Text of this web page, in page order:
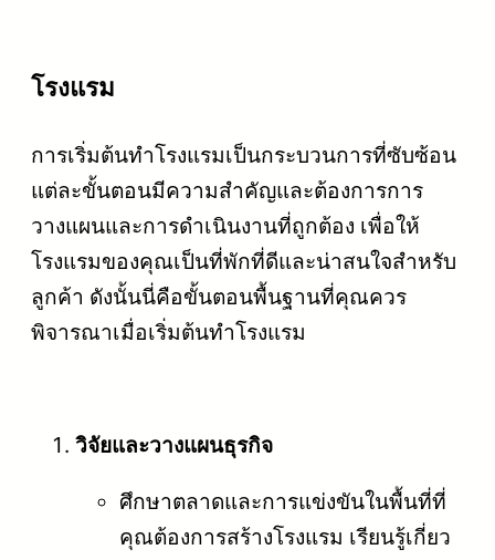
โรงแรม
การเริ่มต้นทำโรงแรมเป็นกระบวนการที่ซับซ้อน
แต่ละขั้นตอนมีความสำคัญและต้องการการ
วางแผนและการดำเนินงานที่ถูกต้อง เพื่อให้
โรงแรมของคุณเป็นที่พักที่ดีและน่าสนใจสำหรับ
ลูกค้า ดังนั้นนี่คือขั้นตอนพื้นฐานที่คุณควร
พิจารณาเมื่อเริ่มต้นทำโรงแรม
วิจัยและวางแผนธุรกิจ
ศึกษาตลาดและการแข่งขันในพื้นที่ที่
คุณต้องการสร้างโรงแรม เรียนรู้เกี่ยว